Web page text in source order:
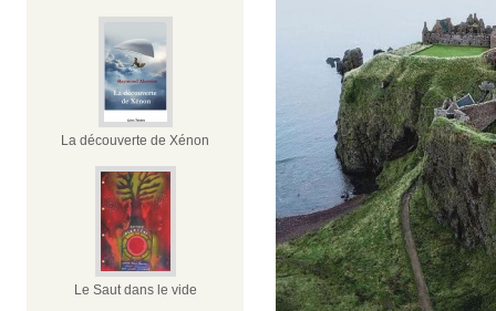
La découverte de Xénon
Le Saut dans le vide